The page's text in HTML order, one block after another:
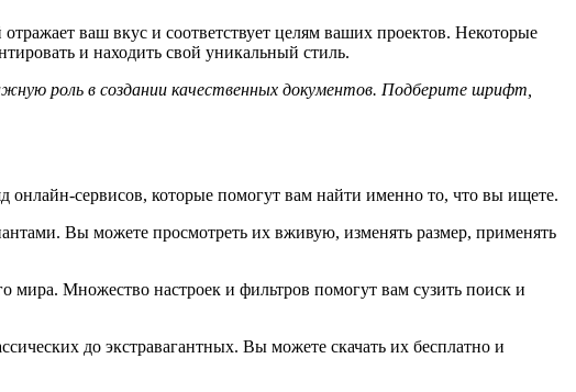
ваш вкус и соответствует целям ваших проектов. Некоторые
и находить свой уникальный стиль.
роль в создании качественных документов. Подберите шрифт,
онлайн-сервисов, которые помогут вам найти именно то, что вы ищете.
Вы можете просмотреть их вживую, изменять размер, применять
Множество настроек и фильтров помогут вам сузить поиск и
до экстравагантных. Вы можете скачать их бесплатно и